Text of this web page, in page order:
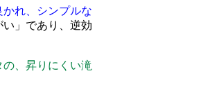
れ、シンプルな
」 であり、 逆効
、昇りにくい滝